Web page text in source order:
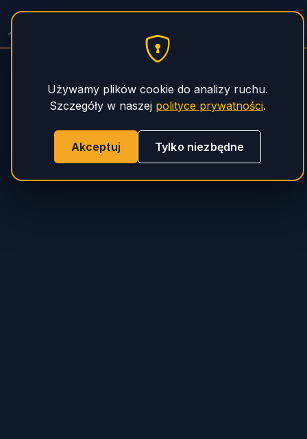
Używamy plików cookie do analizy ruchu.
Szczegóły w naszej polityce prywatności.
Akceptuj Tylko niezbędne